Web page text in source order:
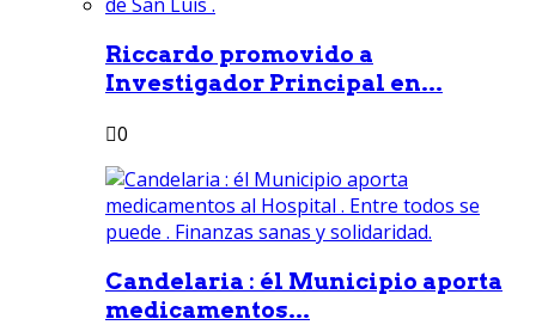
Riccardo promovido a
Investigador Principal en...
0
Candelaria : él Municipio aporta
medicamentos...